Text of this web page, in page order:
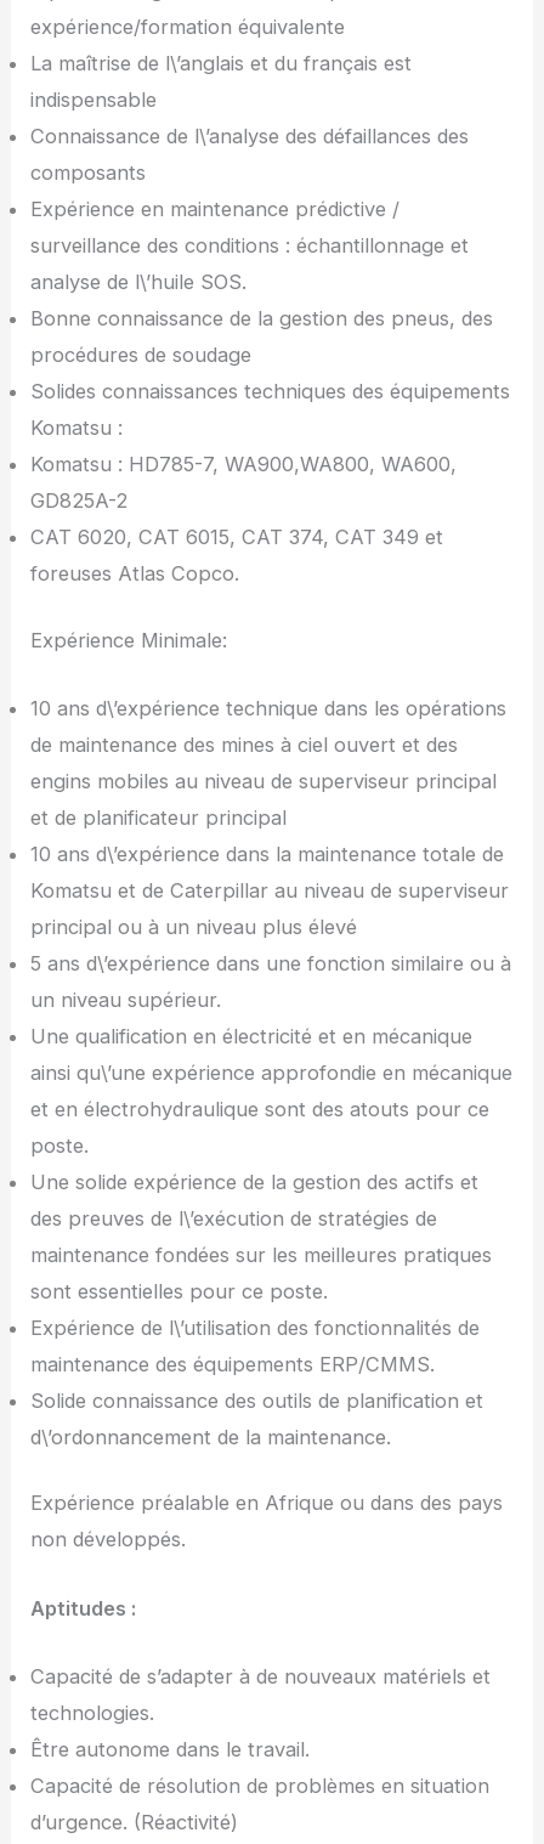
expérience/formation équivalente
La maîtrise de l\’anglais et du français est
indispensable
Connaissance de l\’analyse des défaillances des
composants
Expérience en maintenance prédictive /
surveillance des conditions : échantillonnage et
analyse de l\’huile SOS.
Bonne connaissance de la gestion des pneus, des
procédures de soudage
Solides connaissances techniques des équipements
Komatsu :
Komatsu : HD785-7, WA900,WA800, WA600,
GD825A-2
CAT 6020, CAT 6015, CAT 374, CAT 349 et
foreuses Atlas Copco.
Expérience Minimale:
10 ans d\’expérience technique dans les opérations
de maintenance des mines à ciel ouvert et des
engins mobiles au niveau de superviseur principal
et de planificateur principal
10 ans d\’expérience dans la maintenance totale de
Komatsu et de Caterpillar au niveau de superviseur
principal ou à un niveau plus élevé
5 ans d\’expérience dans une fonction similaire ou à
un niveau supérieur.
Une qualification en électricité et en mécanique
ainsi qu\’une expérience approfondie en mécanique
et en électrohydraulique sont des atouts pour ce
poste.
Une solide expérience de la gestion des actifs et
des preuves de l\’exécution de stratégies de
maintenance fondées sur les meilleures pratiques
sont essentielles pour ce poste.
Expérience de l\’utilisation des fonctionnalités de
maintenance des équipements ERP/CMMS.
Solide connaissance des outils de planification et
d\’ordonnancement de la maintenance.
Expérience préalable en Afrique ou dans des pays
non développés.
Aptitudes :
Capacité de s’adapter à de nouveaux matériels et
technologies.
Être autonome dans le travail.
Capacité de résolution de problèmes en situation
d’urgence. (Réactivité)